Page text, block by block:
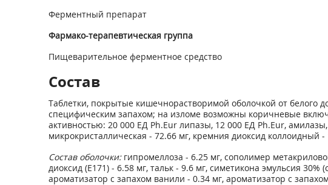
Ферментный препарат
Фармако-терапевтическая группа
Пищеварительное ферментное средство
Состав
Таблетки, покрытые кишечнорастворимой оболочкой от белого
специфическим запахом; на изломе возможны коричневые
активностью: 20 000 ЕД Ph.Eur липазы, 12 000 ЕД Ph.Eur,
микрокристаллическая - 72.66 мг, кремния диоксид коллоидный
Состав оболочки:гипромеллоза - 6.25 мг, сополимер
диоксид (Е171) - 6.58 мг, тальк - 9.6 мг, симетикона эмульсия
ароматизатор с запахом ванили - 0.34 мг, ароматизатор с